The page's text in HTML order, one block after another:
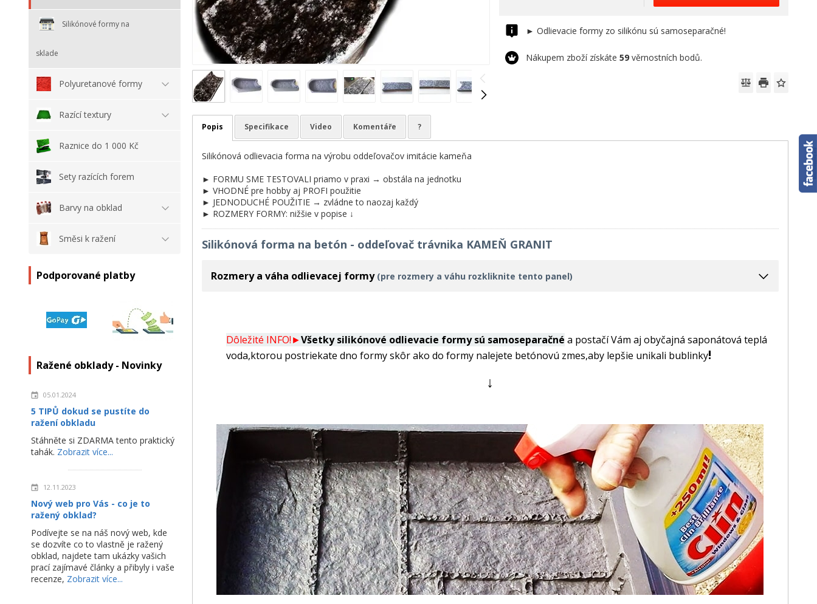
Silikónové formy na
sklade
Polyuretanové formy
Razící textury
Raznice do 1 000 Kč
Sety razících forem
Barvy na obklad
Směsi k ražení
Podporované platby
Ražené obklady - Novinky
05.01.2024
5 TIPŮ dokud se pustíte do
ražení obkladu
Stáhněte si ZDARMA tento praktický
tahák. Zobrazit více...
12.11.2023
Nový web pro Vás - co je to
ražený obklad?
Podívejte se na náš nový web, kde
se dozvíte co to vlastně je ražený
obklad, najdete tam ukázky vašich
prací zajímavé články a přibyly i vaše
recenze, Zobrazit více...
► Odlievacie formy zo silikónu sú samoseparačné!
Nákupem zboží získáte59 věrnostních bodů.
Popis Specifikace Video Komentáře ?
Silikónová odlievacia forma na výrobu oddeľovačov imitácie kameňa
► FORMU SME TESTOVALI priamo v praxi → obstála na jednotku
► VHODNÉ pre hobby aj PROFI použitie
► JEDNODUCHÉ POUŽITIE → zvládne to naozaj každý
► ROZMERY FORMY: nižšie v popise ↓
Silikónová forma na betón - oddeľovač trávnika KAMEŇ GRANIT
Rozmery a váha odlievacej formy (pre rozmery a váhu rozkliknite tento panel)
Dôležité INFO!►Všetky silikónové odlievacie formy sú samoseparačné a postačí Vám aj obyčajná saponátová teplá
voda,ktorou postriekate dno formy skôr ako do formy nalejete betónovú zmes,aby lepšie unikali bublinky!
↓